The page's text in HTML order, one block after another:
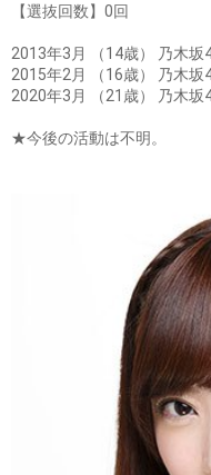
【選抜回数】0回
2013年3月 （14歳） 乃木
2015年2月 （16歳） 乃木坂
2020年3月 （21歳） 乃木坂
★今後の活動は不明。